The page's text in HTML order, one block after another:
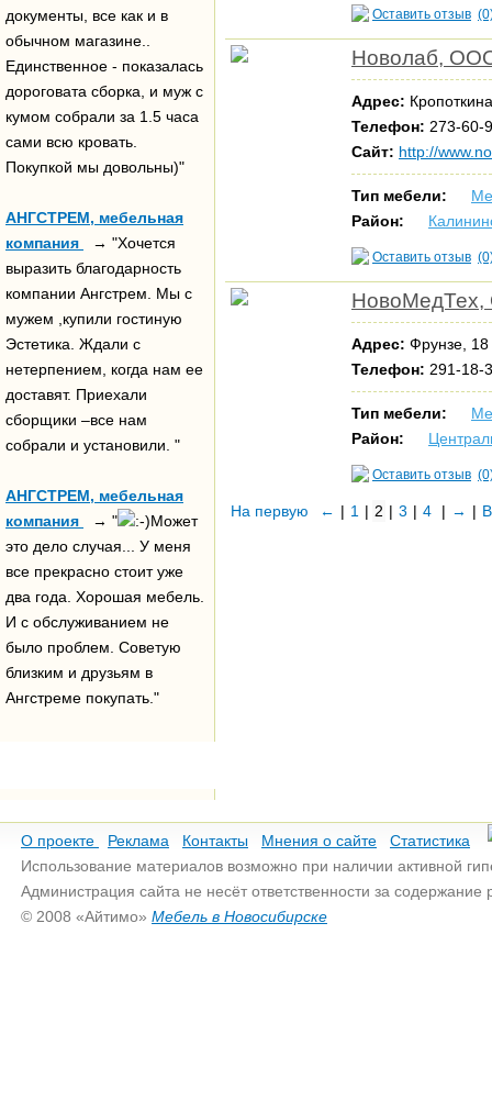
документы, все как и в
обычном магазине..
Единственное - показалась
дороговата сборка, и муж с
кумом собрали за 1.5 часа
сами всю кровать.
Покупкой мы довольны)"
АНГСТРЕМ, мебельная
компания
→ "Хочется
выразить благодарность
компании Ангстрем. Мы с
мужем ,купили гостиную
Эстетика. Ждали с
нетерпением, когда нам ее
доставят. Приехали
сборщики –все нам
собрали и установили. "
АНГСТРЕМ, мебельная
компания
→ "
Может
это дело случая... У меня
все прекрасно стоит уже
два года. Хорошая мебель.
И с обслуживанием не
было проблем. Советую
близким и друзьям в
Ангстреме покупать."
Оставить отзыв
Новолаб,
Адрес:
Телефон: 273-60-
Сайт: http://
Тип мебели:
Район:
Оставить отзыв
Адрес: Фрунзе, 18
Телефон: 291-18-
Тип мебели:
Район:
Оставить отзыв
На первую ← | 1 | 2 | 3 | 4 | → |
О проекте Реклама Контакты Мнения о сайте
Статистика
Использование материалов возможно при наличии активной
Администрация сайта не несёт ответственности за
© 2008 «Айтимо» Мебель в Новосибирске